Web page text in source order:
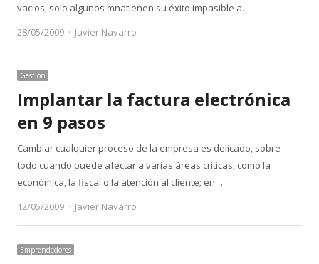
vacios, solo algunos mnatienen su éxito impasible a…
28/05/2009
Author
Javier Navarro
Gestión
Implantar la factura electrónica
en 9 pasos
Cambiar cualquier proceso de la empresa es delicado, sobre
todo cuando puede afectar a varias áreas críticas, como la
económica, la fiscal o la atención al cliente; en…
12/05/2009
Author
Javier Navarro
Emprendedores